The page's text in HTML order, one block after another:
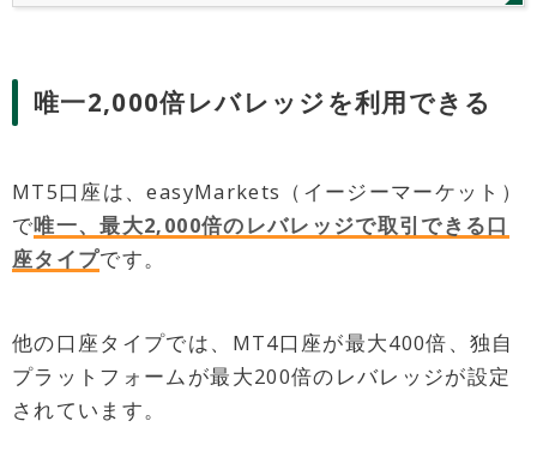
唯一2,000倍レバレッジを利用できる
MT5口座は、easyMarkets（イージーマーケット）
で唯一、最大2,000倍のレバレッジで取引できる口
座タイプです。
他の口座タイプでは、MT4口座が最大400倍、独自
プラットフォームが最大200倍のレバレッジが設定
されています。